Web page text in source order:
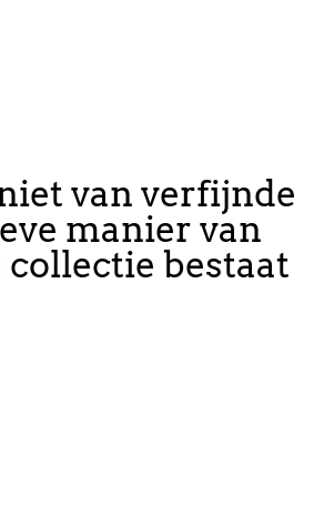
van verfijnde
manier van
bestaat